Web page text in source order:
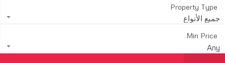
Property Type
جميع الأنواع
Min Price
Any